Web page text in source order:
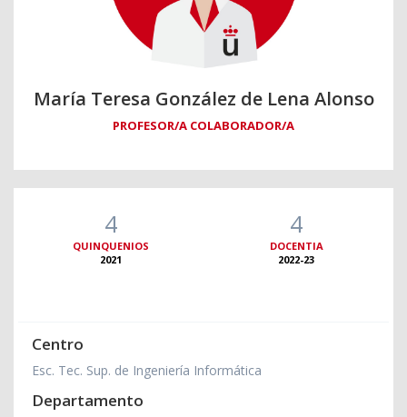
María Teresa González de Lena Alonso
PROFESOR/A COLABORADOR/A
4
QUINQUENIOS
2021
4
DOCENTIA
2022-23
Centro
Esc. Tec. Sup. de Ingeniería Informática
Departamento